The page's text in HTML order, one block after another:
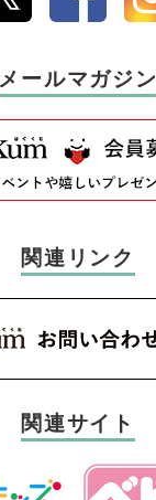
メールマガジン
関連リンク
関連サイト